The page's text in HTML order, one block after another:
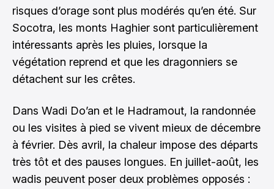
risques d’orage sont plus modérés qu’en été. Sur
Socotra, les monts Haghier sont particulièrement
intéressants après les pluies, lorsque la
végétation reprend et que les dragonniers se
détachent sur les crêtes.
Dans Wadi Do’an et le Hadramout, la randonnée
ou les visites à pied se vivent mieux de décembre
à février. Dès avril, la chaleur impose des départs
très tôt et des pauses longues. En juillet-août, les
wadis peuvent poser deux problèmes opposés :